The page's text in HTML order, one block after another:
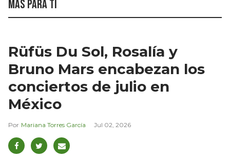
Más para ti
Rüfüs Du Sol, Rosalía y
Bruno Mars encabezan los
conciertos de julio en
México
Mariana Torres García Jul 02, 2026